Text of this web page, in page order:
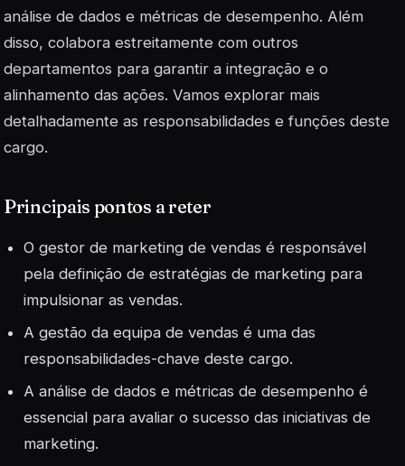
análise de dados e métricas de desempenho. Além
disso, colabora estreitamente com outros
departamentos para garantir a integração e o
alinhamento das ações. Vamos explorar mais
detalhadamente as responsabilidades e funções deste
cargo.
Principais pontos a reter
O gestor de marketing de vendas é responsável
pela definição de estratégias de marketing para
impulsionar as vendas.
A gestão da equipa de vendas é uma das
responsabilidades-chave deste cargo.
A análise de dados e métricas de desempenho é
essencial para avaliar o sucesso das iniciativas de
marketing.